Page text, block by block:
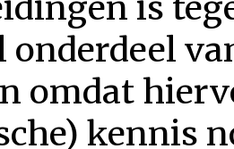
onderdeel
omdat
kennis